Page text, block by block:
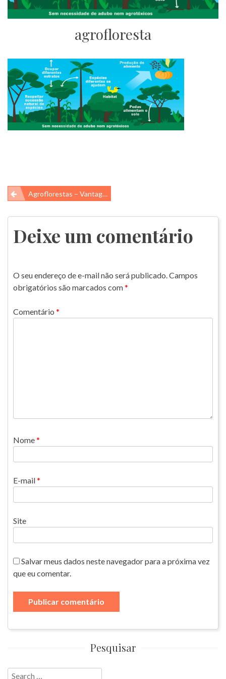
agrofloresta
Navegação
de
Post
Agroflorestas – Vantagens Econômicas E Ambientais
Deixe um comentário
O seu endereço de e-mail não será publicado.Campos
obrigatórios são marcados com*
Comentário *
Nome*
E-mail*
Site
Salvar meus dados neste navegador para a próxima vez
que eu comentar.
Pesquisar
Search